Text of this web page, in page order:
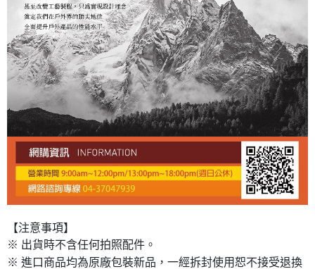
【注意事項】
※ 出貨時不含任何拍照配件。
※ 進口商品均為原廠包裝新品，一經拆封使用恕不接受退換